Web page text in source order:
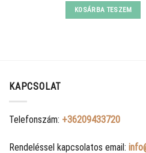
was:
10990 Ft.
KOSÁRBA TESZEM
KAPCSOLAT
Telefonszám: +36209433720
Rendeléssel kapcsolatos email: